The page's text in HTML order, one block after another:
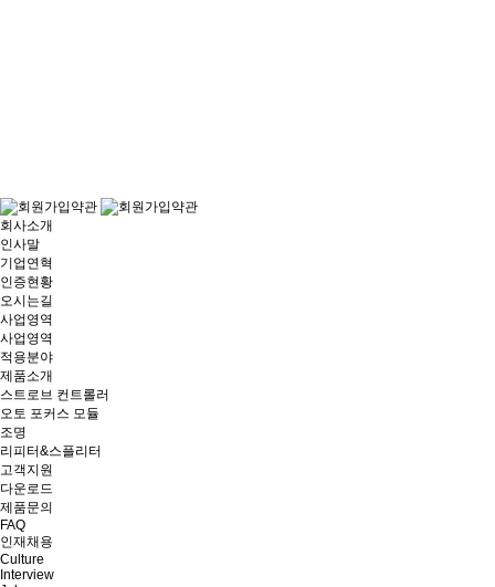
회사소개
인사말
기업연혁
인증현황
오시는길
사업영역
사업영역
적용분야
제품소개
스트로브 컨트롤러
오토 포커스 모듈
조명
리피터&스플리터
고객지원
다운로드
제품문의
FAQ
인재채용
Culture
Interview